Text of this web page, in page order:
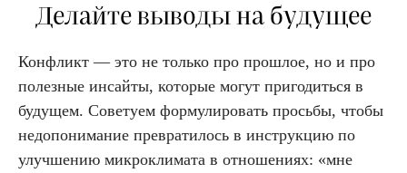
Делайте выводы на будущее
Конфликт — это не только про прошлое, но и про
полезные инсайты, которые могут пригодиться в
будущем. Советуем формулировать просьбы, чтобы
недопонимание превратилось в инструкцию по
улучшению микроклимата в отношениях: «мне